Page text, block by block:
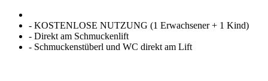
- KOSTENLOSE NUTZUNG (1 Erwachsener + 1 Kind)
- Direkt am Schmuckenlift
- Schmuckenstüberl und WC direkt am Lift